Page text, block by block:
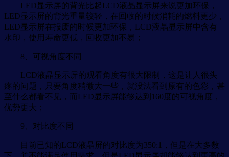
LED显示屏的背光比起LCD液晶显示屏来说更加环保，
LED显示屏的背光重量较轻，在回收的时候消耗的燃料更少，
LED显示屏在报废的时候更加环保，LCD液晶显示屏中含有
水印，使用寿命更低，回收更加不易；
8、可视角度不同
LCD液晶显示屏的观看角度有很大限制，这是让人很头
疼的问题，只要角度稍微大一些，就没法看到原有的色彩，甚
至什么都看不见，而LED显示屏能够达到160度的可视角度，
优势更大；
9、对比度不同
目前已知的LCD液晶屏的对比度为350:1，但是在大多数